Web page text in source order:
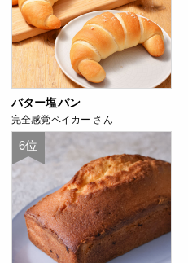
バター塩パン
完全感覚ベイカー さん
6位